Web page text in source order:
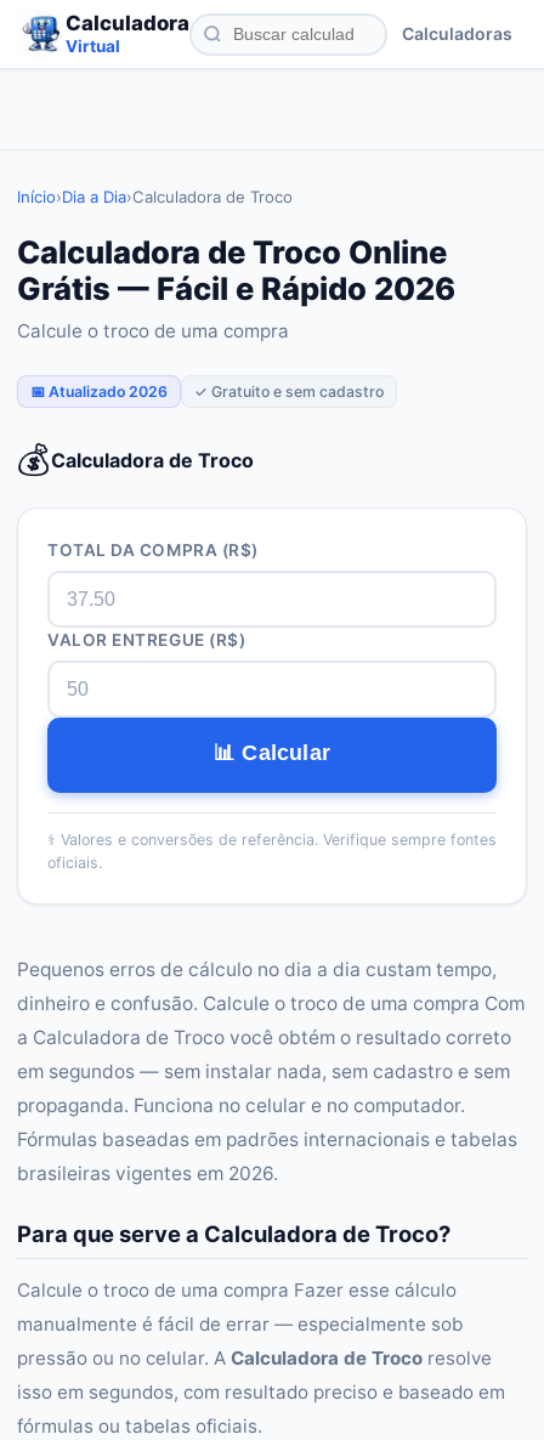
Calculadora
Virtual
Calculadoras
Início›Dia a Dia›Calculadora de Troco
Calculadora de Troco Online
Grátis — Fácil e Rápido 2026
Calcule o troco de uma compra
📅 Atualizado 2026 ✓ Gratuito e sem cadastro
💰Calculadora de Troco
TOTAL DA COMPRA (R$)
VALOR ENTREGUE (R$)
📊 Calcular
⚕️ Valores e conversões de referência. Verifique sempre fontes
oficiais.
Pequenos erros de cálculo no dia a dia custam tempo,
dinheiro e confusão. Calcule o troco de uma compra Com
a Calculadora de Troco você obtém o resultado correto
em segundos — sem instalar nada, sem cadastro e sem
propaganda. Funciona no celular e no computador.
Fórmulas baseadas em padrões internacionais e tabelas
brasileiras vigentes em 2026.
Para que serve a Calculadora de Troco?
Calcule o troco de uma compra Fazer esse cálculo
manualmente é fácil de errar — especialmente sob
pressão ou no celular. A Calculadora de Troco resolve
isso em segundos, com resultado preciso e baseado em
fórmulas ou tabelas oficiais.